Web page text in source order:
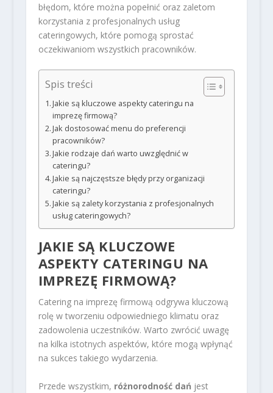
błędom, które można popełnić oraz zaletom
korzystania z profesjonalnych usług
cateringowych, które pomogą sprostać
oczekiwaniom wszystkich pracowników.
Spis treści
Jakie są kluczowe aspekty cateringu na
imprezę firmową?
Jak dostosować menu do preferencji
pracowników?
Jakie rodzaje dań warto uwzględnić w
cateringu?
Jakie są najczęstsze błędy przy organizacji
cateringu?
Jakie są zalety korzystania z profesjonalnych
usług cateringowych?
JAKIE SĄ KLUCZOWE
ASPEKTY CATERINGU NA
IMPREZĘ FIRMOWĄ?
Catering na imprezę firmową odgrywa kluczową
rolę w tworzeniu odpowiedniego klimatu oraz
zadowolenia uczestników. Warto zwrócić uwagę
na kilka istotnych aspektów, które mogą wpłynąć
na sukces takiego wydarzenia.
Przede wszystkim, różnorodność dań jest